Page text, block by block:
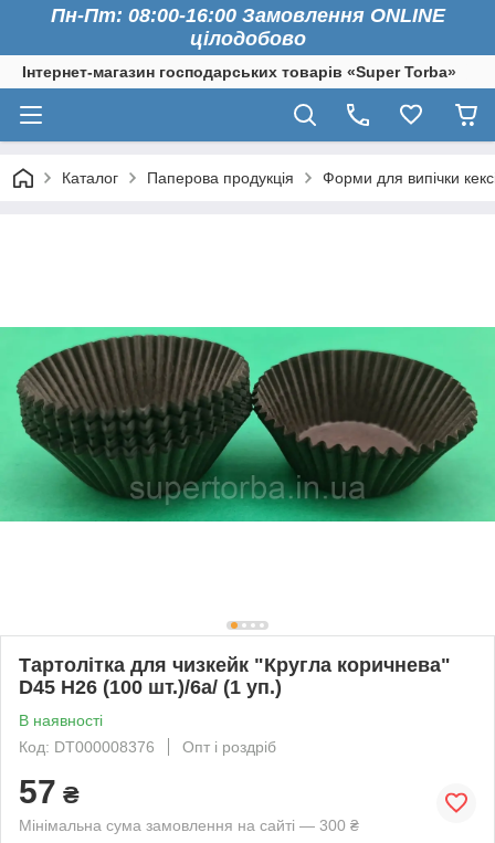
Пн-Пт: 08:00-16:00 Замовлення ONLINE
цілодобово
Інтернет-магазин господарських товарів «Super Torba»
Каталог Паперова продукція Форми для випічки
Тартолітка для чизкейк "Кругла коричнева"
D45 H26 (100 шт.)/6а/ (1 уп.)
В наявності
Код: DT000008376
Опт і роздріб
57 ₴
Мінімальна сума замовлення на сайті — 300 ₴